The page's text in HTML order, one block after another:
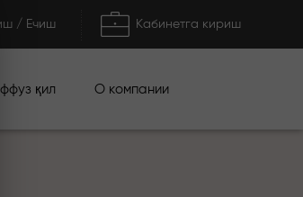
/ Ечиш Кабинетга кириш
қил О компании